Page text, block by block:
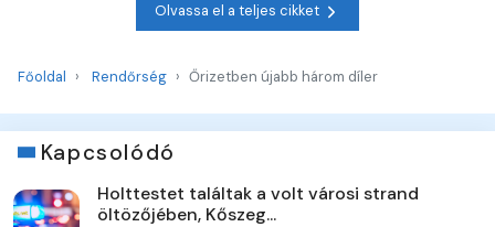
Olvassa el a teljes cikket
Főoldal Rendőrség Őrizetben újabb három díler
Kapcsolódó
Holttestet találtak a volt városi strand
öltözőjében, Kőszeg...